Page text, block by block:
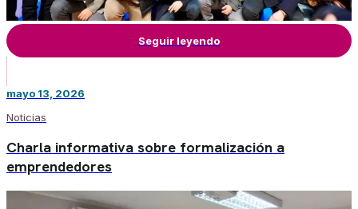
Seguir leyendo
mayo 13, 2026
Noticias
Charla informativa sobre formalización a
emprendedores